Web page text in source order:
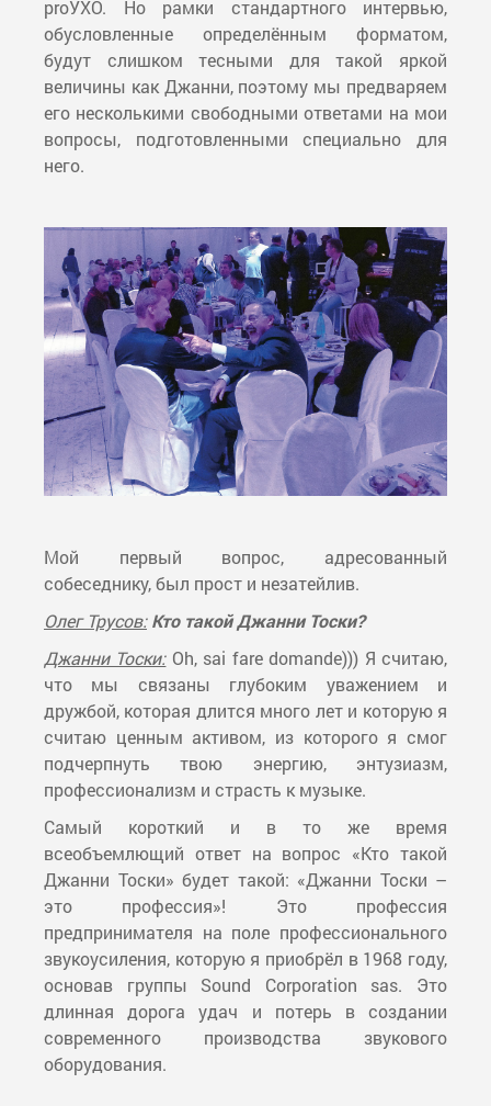
proУХО. Но рамки стандартного интервью,
обусловленные определённым форматом,
будут слишком тесными для такой яркой
величины как Джанни, поэтому мы предваряем
его несколькими свободными ответами на мои
вопросы, подготовленными специально для
него.
Мой первый вопрос, адресованный
собеседнику, был прост и незатейлив.
Олег Трусов: Кто такой Джанни Тоски?
Джанни Тоски:Oh, sai fare domande))) Я считаю,
что мы связаны глубоким уважением и
дружбой, которая длится много лет и которую я
считаю ценным активом, из которого я смог
подчерпнуть твою энергию, энтузиазм,
профессионализм и страсть к музыке.
Самый короткий и в то же время
всеобъемлющий ответ на вопрос «Кто такой
Джанни Тоски» будет такой: «Джанни Тоски –
это профессия»! Это профессия
предпринимателя на поле профессионального
звукоусиления, которую я приобрёл в 1968 году,
основав группы Sound Corporation sas. Это
длинная дорога удач и потерь в создании
современного производства звукового
оборудования.